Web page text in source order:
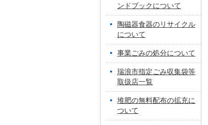
ンドブックについて
陶磁器食器のリサイクル
について
事業ごみの処分について
瑞浪市指定ごみ収集袋等
取扱店一覧
堆肥の無料配布の拡充に
ついて